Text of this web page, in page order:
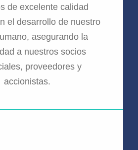
de excelente calidad
el desarrollo de nuestro
asegurando la
a nuestros socios
proveedores y
accionistas.